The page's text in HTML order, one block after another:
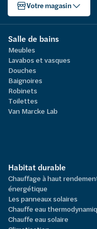
Votre magasin
Salle de bains
Meubles
Lavabos et vasques
Douches
Baignoires
Robinets
Toilettes
Van Marcke Lab
Habitat durable
Chauffage à haut
énergétique
Les panneaux solaires
Chauffe eau
Chauffe eau solaire